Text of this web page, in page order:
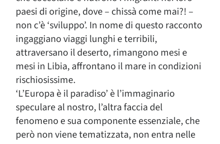
paesi di origine, dove – chissà come mai?! –
non c’è ‘sviluppo’. In nome di questo racconto
ingaggiano viaggi lunghi e terribili,
attraversano il deserto, rimangono mesi e
mesi in Libia, affrontano il mare in condizioni
rischiosissime.
‘L’Europa è il paradiso’ è l’immaginario
speculare al nostro, l’altra faccia del
fenomeno e sua componente essenziale, che
però non viene tematizzata, non entra nelle